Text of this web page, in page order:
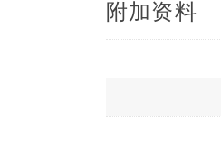
附加资料